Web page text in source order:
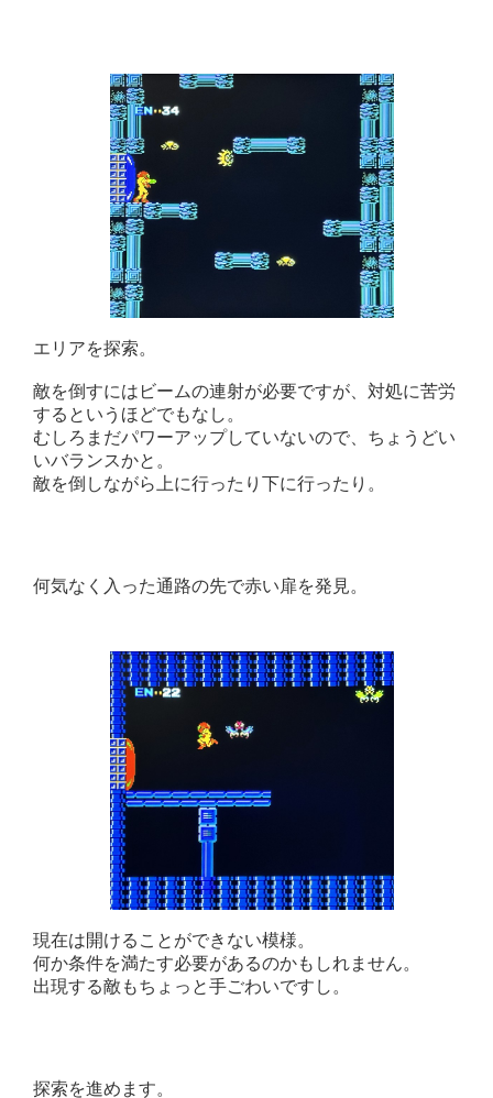
エリアを探索。
敵を倒すにはビームの連射が必要ですが、対処に苦労
するというほどでもなし。
むしろまだパワーアップしていないので、ちょうどい
いバランスかと。
敵を倒しながら上に行ったり下に行ったり。
何気なく入った通路の先で赤い扉を発見。
現在は開けることができない模様。
何か条件を満たす必要があるのかもしれません。
出現する敵もちょっと手ごわいですし。
探索を進めます。